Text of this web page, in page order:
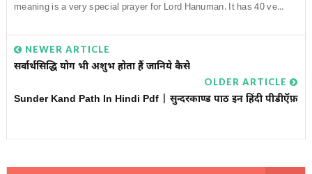
meaning is a very special prayer for Lord Hanuman. It has 40 ve...
NEWER ARTICLE
सर्वार्थसिद्धि योग भी अशुभ होता हैं जानिये कैसे
OLDER ARTICLE
Sunder Kand Path In Hindi Pdf | सुन्दरकाण्ड पाठ इन हिंदी पीडीऍफ़